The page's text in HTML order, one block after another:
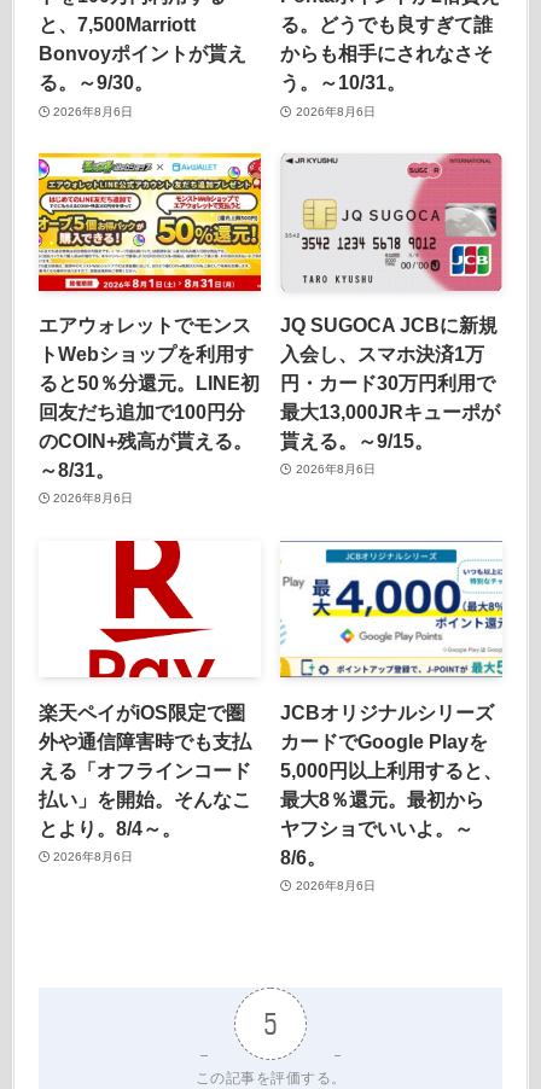
と、7,500Marriott
Bonvoyポイントが貰え
る。～9/30。
2026年8月6日
る。どうでも良すぎて誰
からも相手にされなさそ
う。～10/31。
2026年8月6日
エアウォレットでモンス
トWebショップを利用す
ると50％分還元。LINE初
回友だち追加で100円分
のCOIN+残高が貰える。
～8/31。
2026年8月6日
JQ SUGOCA JCBに新規
入会し、スマホ決済1万
円・カード30万円利用で
最大13,000JRキューポが
貰える。～9/15。
2026年8月6日
楽天ペイがiOS限定で圏
外や通信障害時でも支払
える「オフラインコード
払い」を開始。そんなこ
とより。8/4～。
2026年8月6日
JCBオリジナルシリーズ
カードでGoogle Playを
5,000円以上利用すると、
最大8％還元。最初から
ヤフショでいいよ。～
8/6。
2026年8月6日
5
この記事を評価する。